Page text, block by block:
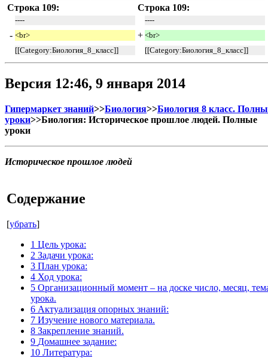
Строка 109: Строка 109:
---- ----
- <br> + <br>
[[Category:Биология_8_класс]]
[[Category:Биология_8_класс]]
Версия 12:46, 9 января 2014
Гипермаркет знаний>>Биология>>Биология 8 класс.
уроки>>Биология: Историческое прошлое людей. Полные
уроки
Историческое прошлое людей
Содержание
[убрать]
1 Цель урока:
2 Задачи урока:
3 План урока:
4 Ход урока:
5 Организационный момент – на доске число, месяц,
урока.
6 Актуализация опорных знаний:
7 Изучение нового материала.
8 Закрепление знаний.
9 Домашнее задание:
10 Литература: